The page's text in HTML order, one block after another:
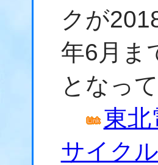
クが
年6月ま
となっ
東
サイク